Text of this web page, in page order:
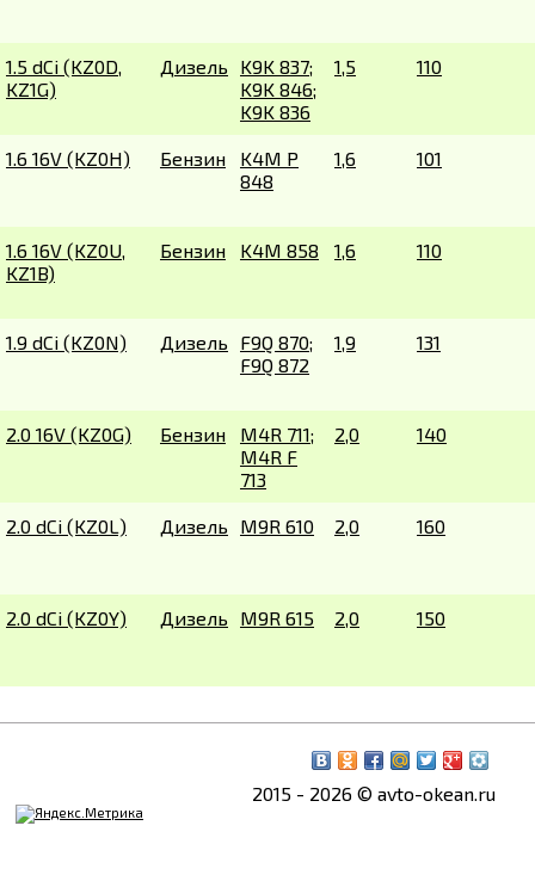
1.5 dCi (KZ0D,
KZ1G)
Дизель
K9K 837;
K9K 846;
K9K 836
1,5 110
1.6 16V (KZ0H) Бензин
K4M P
848
1,6 101
1.6 16V (KZ0U,
KZ1B)
Бензин K4M 858 1,6 110
1.9 dCi (KZ0N) Дизель
F9Q 870;
F9Q 872
1,9 131
2.0 16V (KZ0G) Бензин
M4R 711;
M4R F
713
2,0 140
2.0 dCi (KZ0L) Дизель M9R 610 2,0 160
2.0 dCi (KZ0Y) Дизель M9R 615 2,0 150
2015 - 2026 © avto-okean.ru